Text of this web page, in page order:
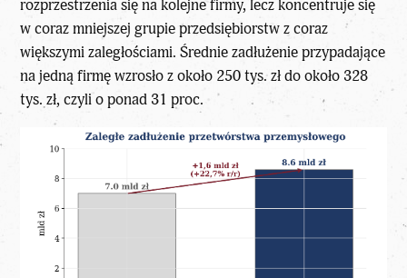
rozprzestrzenia się na kolejne firmy, lecz koncentruje się
w coraz mniejszej grupie przedsiębiorstw z coraz
większymi zaległościami. Średnie zadłużenie przypadające
na jedną firmę wzrosło z około 250 tys. zł do około 328
tys. zł, czyli o ponad 31 proc.